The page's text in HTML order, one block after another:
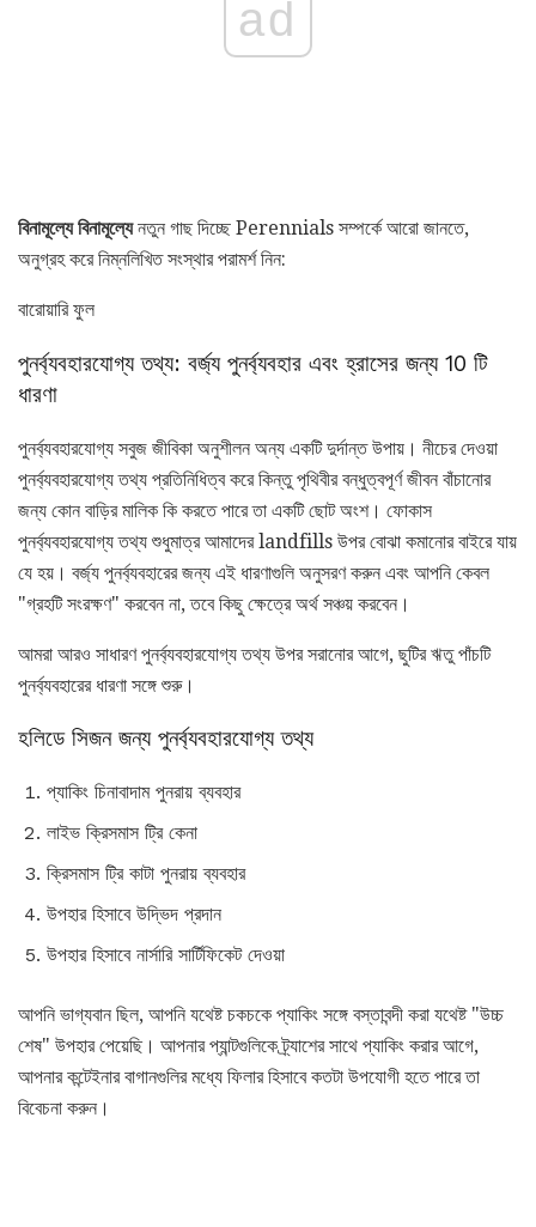
ad
বিনামূল্যে বিনামূল্যেনতুন গাছ দিচ্ছে Perennials সম্পর্কে আরো জানতে,
অনুগ্রহ করে নিম্নলিখিত সংস্থার পরামর্শ নিন:
বারোয়ারি ফুল
পুনর্ব্যবহারযোগ্য তথ্য: বর্জ্য পুনর্ব্যবহার এবং হ্রাসের জন্য 10 টি
ধারণা
পুনর্ব্যবহারযোগ্য সবুজ জীবিকা অনুশীলন অন্য একটি দুর্দান্ত উপায়। নীচের দেওয়া
পুনর্ব্যবহারযোগ্য তথ্য প্রতিনিধিত্ব করে কিন্তু পৃথিবীর বন্ধুত্বপূর্ণ জীবন বাঁচানোর
জন্য কোন বাড়ির মালিক কি করতে পারে তা একটি ছোট অংশ। ফোকাস
পুনর্ব্যবহারযোগ্য তথ্য শুধুমাত্র আমাদের landfills উপর বোঝা কমানোর বাইরে যায়
যে হয়। বর্জ্য পুনর্ব্যবহারের জন্য এই ধারণাগুলি অনুসরণ করুন এবং আপনি কেবল
"গ্রহটি সংরক্ষণ" করবেন না, তবে কিছু ক্ষেত্রে অর্থ সঞ্চয় করবেন।
আমরা আরও সাধারণ পুনর্ব্যবহারযোগ্য তথ্য উপর সরানোর আগে, ছুটির ঋতু পাঁচটি
পুনর্ব্যবহারের ধারণা সঙ্গে শুরু।
হলিডে সিজন জন্য পুনর্ব্যবহারযোগ্য তথ্য
প্যাকিং চিনাবাদাম পুনরায় ব্যবহার
লাইভ ক্রিসমাস ট্রি কেনা
ক্রিসমাস ট্রি কাটা পুনরায় ব্যবহার
উপহার হিসাবে উদ্ভিদ প্রদান
উপহার হিসাবে নার্সারি সার্টিফিকেট দেওয়া
আপনি ভাগ্যবান ছিল, আপনি যথেষ্ট চকচকে প্যাকিং সঙ্গে বস্তাবন্দী করা যথেষ্ট "উচ্চ
শেষ" উপহার পেয়েছি। আপনার প্যান্টগুলিকে ট্র্যাশের সাথে প্যাকিং করার আগে,
আপনার কন্টেইনার বাগানগুলির মধ্যে ফিলার হিসাবে কতটা উপযোগী হতে পারে তা
বিবেচনা করুন।